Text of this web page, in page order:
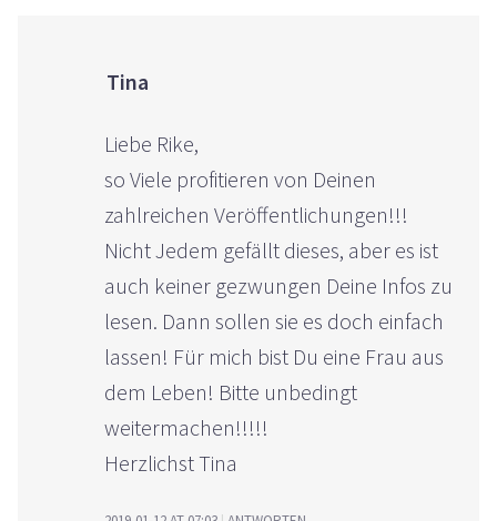
Tina
Liebe Rike,
so Viele profitieren von Deinen
zahlreichen Veröffentlichungen!!!
Nicht Jedem gefällt dieses, aber es ist
auch keiner gezwungen Deine Infos zu
lesen. Dann sollen sie es doch einfach
lassen! Für mich bist Du eine Frau aus
dem Leben! Bitte unbedingt
weitermachen!!!!!
Herzlichst Tina